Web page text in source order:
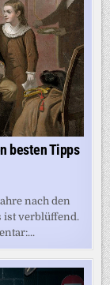
besten Tipps
nach den
ist verblüffend.